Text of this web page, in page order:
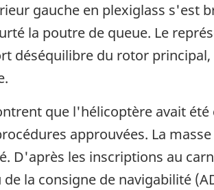
gauche en plexiglass s'est
la poutre de queue. Le
déséquilibre du rotor
que l'hélicoptère avait
approuvées. La
D'après les inscriptions au
la consigne de navigabilité